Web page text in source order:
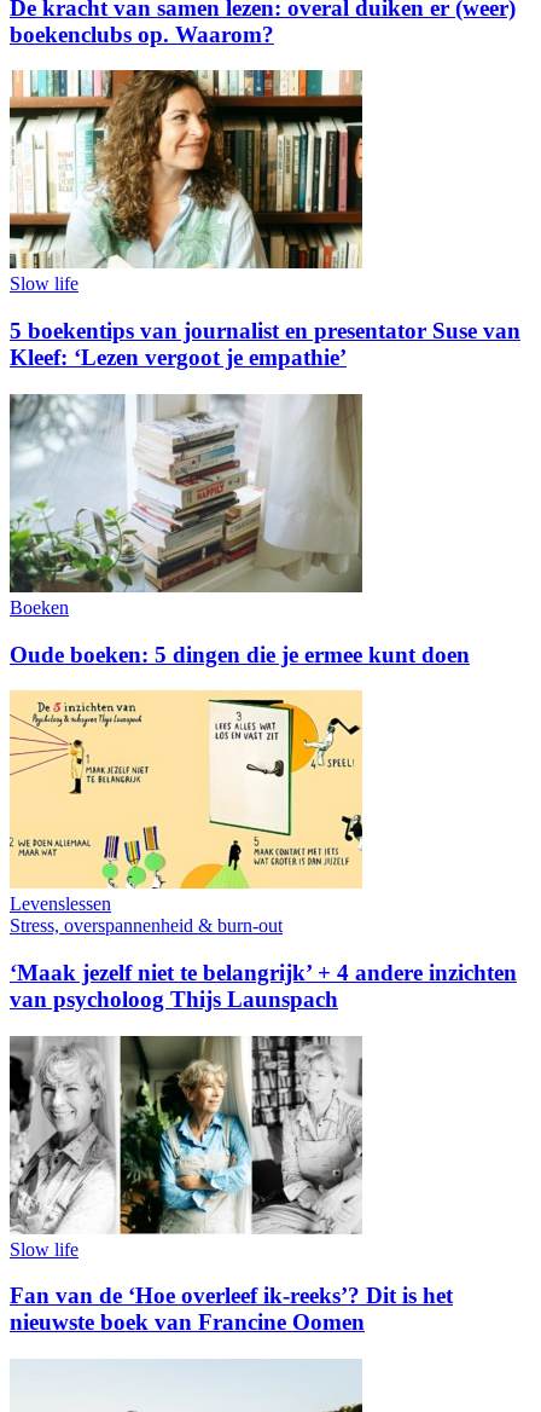
De kracht van samen lezen: overal duiken er (weer)
boekenclubs op. Waarom?
Slow life
5 boekentips van journalist en presentator Suse van
Kleef: ‘Lezen vergoot je empathie’
Boeken
Oude boeken: 5 dingen die je ermee kunt doen
Levenslessen
Stress, overspannenheid & burn-out
‘Maak jezelf niet te belangrijk’ + 4 andere inzichten
van psycholoog Thijs Launspach
Slow life
Fan van de ‘Hoe overleef ik-reeks’? Dit is het
nieuwste boek van Francine Oomen